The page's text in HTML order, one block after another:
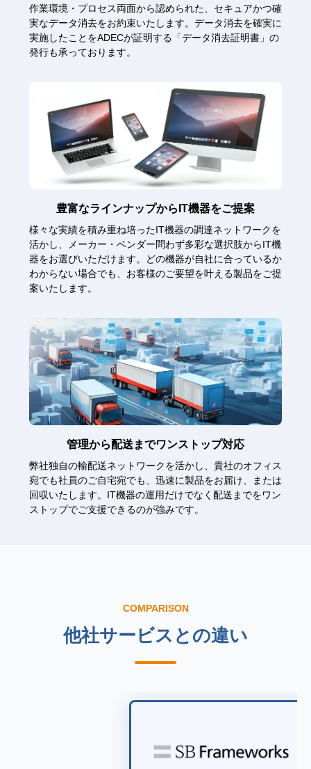
作業環境・プロセス両面から認められた、セキュアかつ確
実なデータ消去をお約束いたします。データ消去を確実に
実施したことをADECが証明する「データ消去証明書」の
発行も承っております。
豊富なラインナップからIT機器をご提案
様々な実績を積み重ね培ったIT機器の調達ネットワークを
活かし、メーカー・ベンダー問わず多彩な選択肢からIT機
器をお選びいただけます。どの機器が自社に合っているか
わからない場合でも、お客様のご要望を叶える製品をご提
案いたします。
管理から配送までワンストップ対応
弊社独自の輸配送ネットワークを活かし、貴社のオフィス
宛でも社員のご自宅宛でも、迅速に製品をお届け、または
回収いたします。IT機器の運用だけでなく配送までをワン
ストップでご支援できるのが強みです。
COMPARISON
他社サービスとの違い